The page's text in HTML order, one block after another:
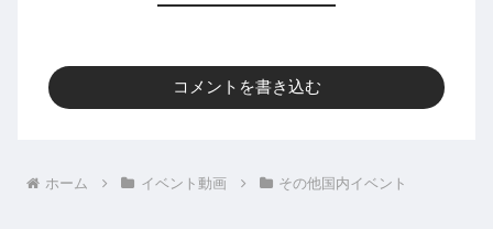
コメントを書き込む
ホーム イベント動画 その他国内イベント